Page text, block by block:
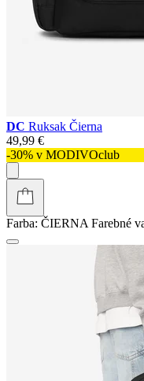
DC Ruksak Čierna
49,99 €
-30% v MODIVOclub
Farba: ČIERNA Farebné